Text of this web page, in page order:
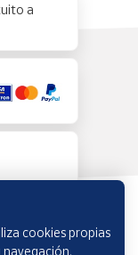
a
cookies propias